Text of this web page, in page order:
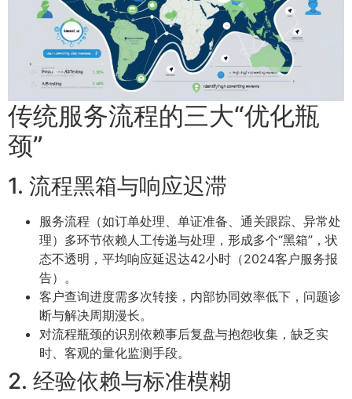
传统服务流程的三大“优化瓶
颈”
1. 流程黑箱与响应迟滞
服务流程（如订单处理、单证准备、通关跟踪、异常处
理）多环节依赖人工传递与处理，形成多个“黑箱”，状
态不透明，平均响应延迟达42小时（2024客户服务报
告）。
客户查询进度需多次转接，内部协同效率低下，问题诊
断与解决周期漫长。
对流程瓶颈的识别依赖事后复盘与抱怨收集，缺乏实
时、客观的量化监测手段。
2. 经验依赖与标准模糊